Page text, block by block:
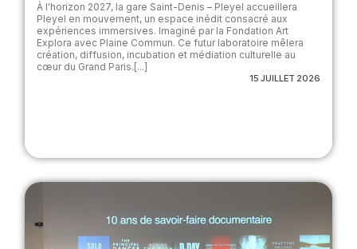
À l'horizon 2027, la gare Saint-Denis – Pleyel accueillera
Pleyel en mouvement, un espace inédit consacré aux
expériences immersives. Imaginé par la Fondation Art
Explora avec Plaine Commun. Ce futur laboratoire mêlera
création, diffusion, incubation et médiation culturelle au
cœur du Grand Paris.[...]
15 JUILLET 2026